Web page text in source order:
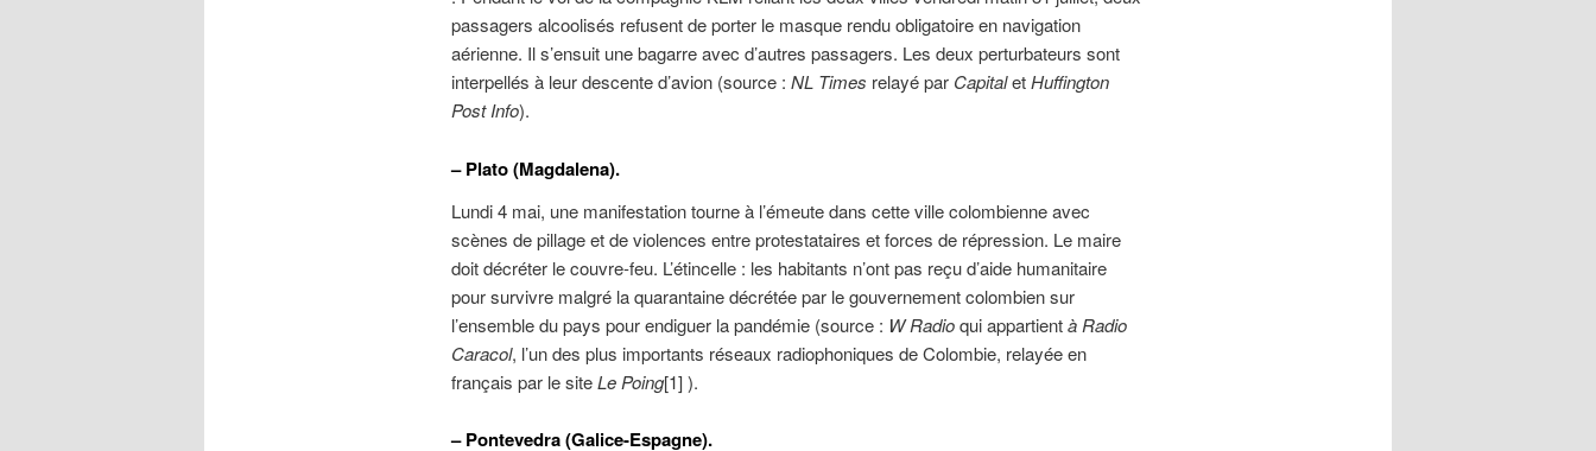
passagers alcoolisés refusent de porter le masque rendu obligatoire en navigation
aérienne. Il s’ensuit une bagarre avec d’autres passagers. Les deux perturbateurs sont
interpellés à leur descente d’avion (source : NL Times relayé par CapitaletHuffington
Post Info).
– Plato (Magdalena).
Lundi 4 mai, une manifestation tourne à l’émeute dans cette ville colombienne avec
scènes de pillage et de violences entre protestataires et forces de répression. Le maire
doit décréter le couvre-feu. L’étincelle : les habitants n’ont pas reçu d’aide humanitaire
pour survivre malgré la quarantaine décrétée par le gouvernement colombien sur
l’ensemble du pays pour endiguer la pandémie (source : W Radioqui appartientà Radio
Caracol, l’un des plus importants réseaux radiophoniques de Colombie, relayée en
français par le siteLe Poing[1] ).
– Pontevedra (Galice-Espagne).